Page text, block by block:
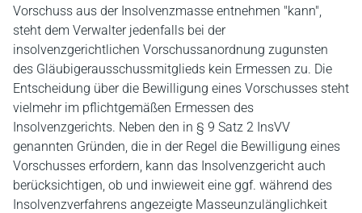
Vorschuss aus der Insolvenzmasse entnehmen "kann",
steht dem Verwalter jedenfalls bei der
insolvenzgerichtlichen Vorschussanordnung zugunsten
des Gläubigerausschussmitglieds kein Ermessen zu. Die
Entscheidung über die Bewilligung eines Vorschusses steht
vielmehr im pflichtgemäßen Ermessen des
Insolvenzgerichts. Neben den in § 9 Satz 2 InsVV
genannten Gründen, die in der Regel die Bewilligung eines
Vorschusses erfordern, kann das Insolvenzgericht auch
berücksichtigen, ob und inwieweit eine ggf. während des
Insolvenzverfahrens angezeigte Masseunzulänglichkeit